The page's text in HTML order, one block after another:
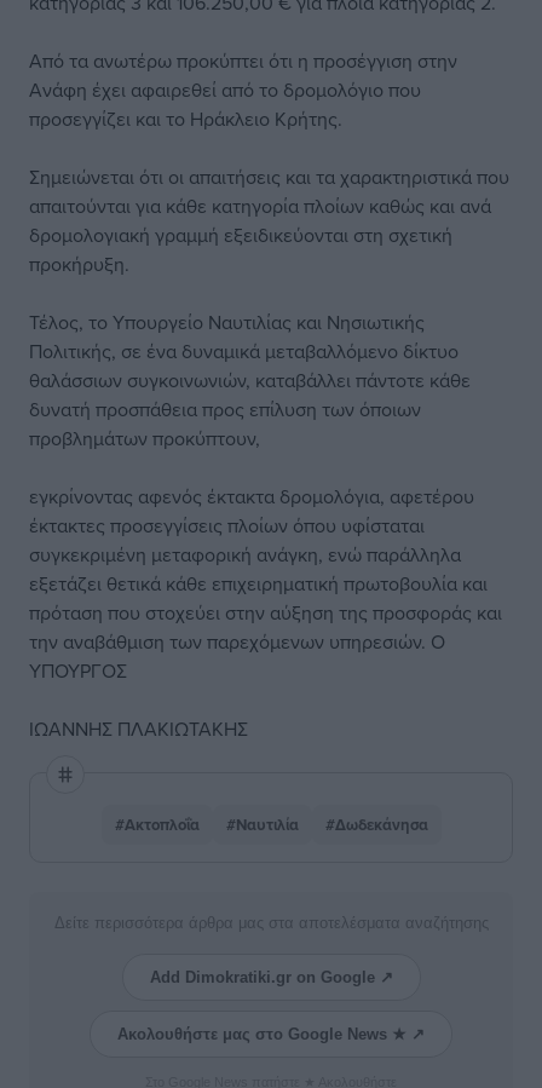
Από τα ανωτέρω προκύπτει ότι η προσέγγιση στην
Ανάφη έχει αφαιρεθεί από το δρομολόγιο που
προσεγγίζει και το Ηράκλειο Κρήτης.
Σημειώνεται ότι οι απαιτήσεις και τα χαρακτηριστικά που
απαιτούνται για κάθε κατηγορία πλοίων καθώς και ανά
δρομολογιακή γραμμή εξειδικεύονται στη σχετική
προκήρυξη.
Τέλος, το Υπουργείο Ναυτιλίας και Νησιωτικής
Πολιτικής, σε ένα δυναμικά μεταβαλλόμενο δίκτυο
θαλάσσιων συγκοινωνιών, καταβάλλει πάντοτε κάθε
δυνατή προσπάθεια προς επίλυση των όποιων
προβλημάτων προκύπτουν,
εγκρίνοντας αφενός έκτακτα δρομολόγια, αφετέρου
έκτακτες προσεγγίσεις πλοίων όπου υφίσταται
συγκεκριμένη μεταφορική ανάγκη, ενώ παράλληλα
εξετάζει θετικά κάθε επιχειρηματική πρωτοβουλία και
πρόταση που στοχεύει στην αύξηση της προσφοράς και
την αναβάθμιση των παρεχόμενων υπηρεσιών. Ο
ΥΠΟΥΡΓΟΣ
ΙΩΑΝΝΗΣ ΠΛΑΚΙΩΤΑΚΗΣ
#Ακτοπλοΐα #Ναυτιλία #Δωδεκάνησα
Δείτε περισσότερα άρθρα μας στα αποτελέσματα αναζήτησης
Add Dimokratiki.gr on Google ↗
Ακολουθήστε μας στο Google News ★ ↗